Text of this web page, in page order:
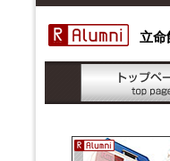
立命